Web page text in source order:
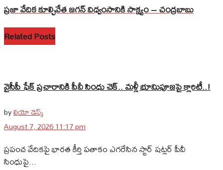
ప్రజా వేదిక కూల్చివేత జగన్ విధ్వంసానికి సాక్ష్యం – చంద్రబాబు
Related Posts
వైసీపీ ఫేక్ ప్రచారానికి పీవీ సింధు చెక్.. మళ్లీ భూమిపూజపై క్లారిటీ..!
byలియో డెస్క్
August 7, 2026 11:17 pm
ప్రపంచ వేదికపై భారత కీర్తి పతాకం ఎగరేసిన స్టార్ షట్లర్ పీవీ
సింధుపై...